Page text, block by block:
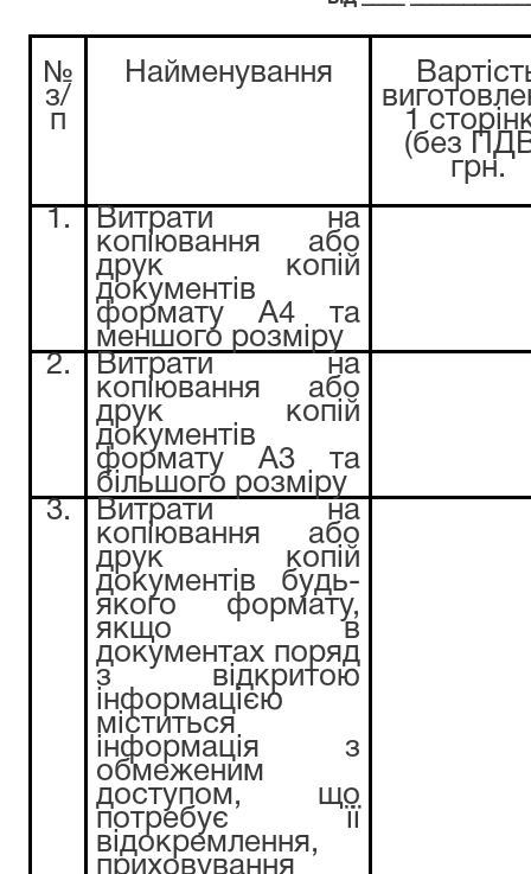
№
з/
п
Найменування
1
(без
грн.
1.
Витрати на
копіювання або
друк копій
документів
формату А4 та
меншого розміру
2.
Витрати на
копіювання або
друк копій
документів
формату А3 та
більшого розміру
3.
Витрати на
копіювання або
друк копій
документів будь-
якого формату,
якщо в
документах поряд
з відкритою
інформацією
міститься
інформація з
обмеженим
доступом, що
потребує її
відокремлення,
приховування